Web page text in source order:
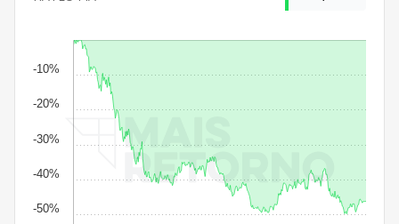
-50%
-40%
-30%
-20%
-10%